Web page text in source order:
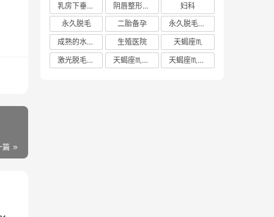
篇
乳房下垂矫正费用
阴唇整形手术多少钱
妇科
永久脱毛
二胎备孕
永久脱毛方法
成熟的水蜜桃
生殖医院
天蝎座♏️
激光脱毛价格
天蝎座♏️女生 天蝎座♏️男生